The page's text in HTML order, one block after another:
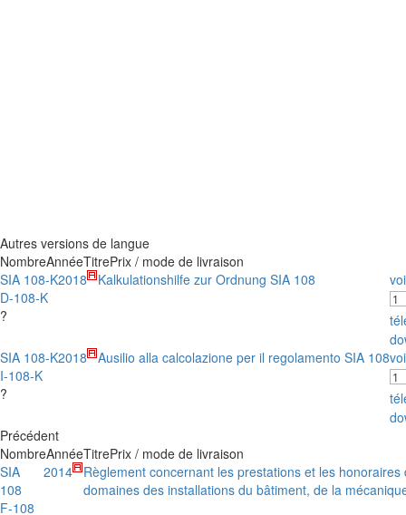
Autres versions de langue
NombreAnnéeTitrePrix / mode de livraison
SIA 108-K
D-108-K
?
2018 Kalkulationshilfe zur Ordnung SIA 108
SIA 108-K
I-108-K
?
2018 Ausilio alla calcolazione per il regolamento SIA 108
Précédent
NombreAnnéeTitrePrix / mode de livraison
SIA
108
F-108
2014
Règlement concernant les prestations et les
domaines des installations du bâtiment, de la